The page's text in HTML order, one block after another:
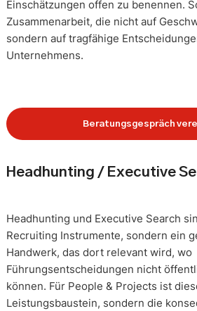
Einschätzungen offen zu benennen.
Zusammenarbeit, die nicht auf
sondern auf tragfähige
Unternehmens.
Beratungsgespräch
Headhunting / Executive
Headhunting und Executive Search
Recruiting Instrumente, sondern ein
Handwerk, das dort relevant wird, wo
Führungsentscheidungen nicht
können. Für People & Projects ist
Leistungsbaustein, sondern die